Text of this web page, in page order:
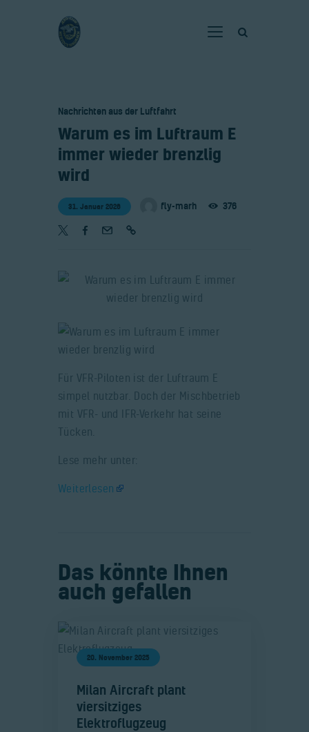
Fliegen
Neuigkeiten
Kontakt
Bilder
Nachrichten aus der Luftfahrt
​Warum es im Luftraum E
immer wieder brenzlig
wird
31. Januar 2026 fly-marh 376
Für VFR-Piloten ist der Luftraum E
simpel nutzbar. Doch der Mischbetrieb
mit VFR- und IFR-Verkehr hat seine
Tücken.
Lese mehr unter:
Weiterlesen
Das könnte Ihnen
auch gefallen
20. November 2025
​Milan Aircraft plant
viersitziges
Elektroflugzeug